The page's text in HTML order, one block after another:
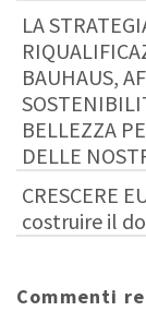
LA
BAUHAUS,
BELLEZZA
DELLE
CRESCERE
costruire il
Commenti